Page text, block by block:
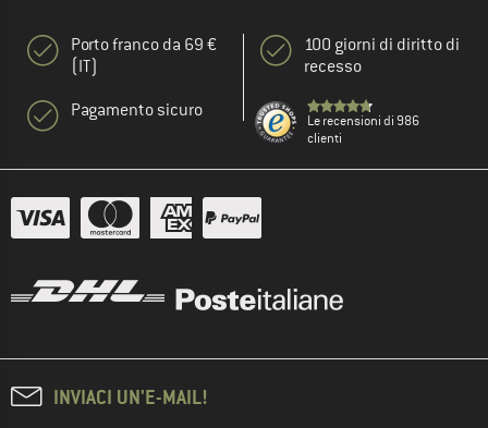
Porto franco da 69 €
(IT)
Pagamento sicuro
100 giorni di diritto di
recesso
Le recensioni di 986
clienti
INVIACI UN'E-MAIL!